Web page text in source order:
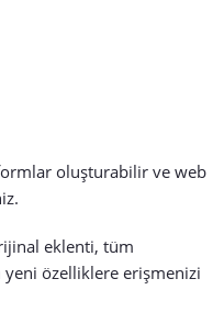
oluşturabilir ve web
eklenti, tüm
özelliklere erişmenizi